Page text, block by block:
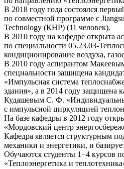
В 2018 году года состоялся
по совместной программе с
Technology (КНР) (11 человек).
В 2010 году на кафедре открыта
по специальности 05.23.03-
кондиционирование воздуха,
В 2010 году аспирантом
специальности защищена
«Импульсная система
здания», а в 2014 году защищена
Кудашевым С. Ф.
с импульсной циркуляцией
На базе кафедры в 2012 году
«Мордовский центр
Кафедра является структурным
механики и энергетики, и
Обучаются студенты 1−4 курсов
«Теплоэнергетика и